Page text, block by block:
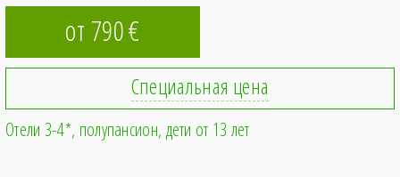
от 790€
Специальная цена
Отели 3-4* полупансион дети от 13 лет